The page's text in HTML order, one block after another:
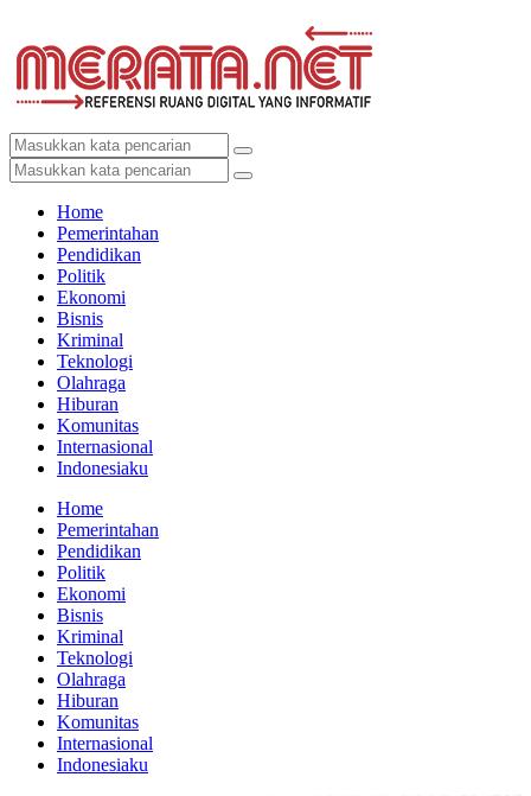
Home
Pemerintahan
Pendidikan
Politik
Ekonomi
Bisnis
Kriminal
Teknologi
Olahraga
Hiburan
Komunitas
Internasional
Indonesiaku
Home
Pemerintahan
Pendidikan
Politik
Ekonomi
Bisnis
Kriminal
Teknologi
Olahraga
Hiburan
Komunitas
Internasional
Indonesiaku